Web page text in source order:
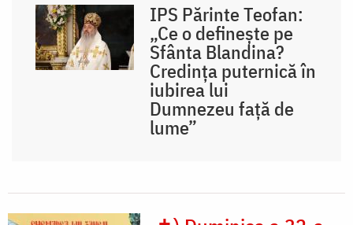
IPS Părinte Teofan:
„Ce o definește pe
Sfânta Blandina?
Credința puternică în
iubirea lui
Dumnezeu față de
lume”